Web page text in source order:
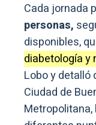
Cada jornada
personas,
disponibles,
diabetología y
Lobo y detalló
Ciudad de